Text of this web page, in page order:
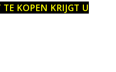
KOPEN KRIJGT U